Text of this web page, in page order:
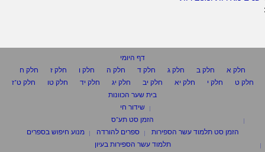
דף היומי
חלק א
חלק ב חלק ג חלק ד חלק ה חלק ו חלק ז
חלק ח
חלק ט
חלק י חלק יא חלק יב חלק יג חלק יד חלק טו
חלק ט"ז
בית שער הכוונות
שידור חי
הזמן סט תע"ס
הזמן סט תלמוד עשר הספירות
ספרים להורדה
מנוע חיפוש בספרים
תלמוד עשר הספירות בעיון